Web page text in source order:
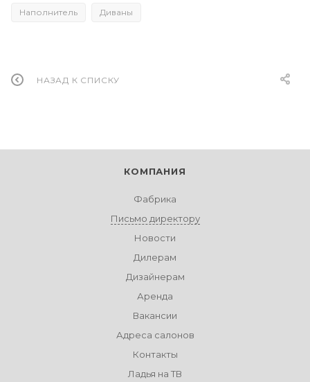
Наполнитель Диваны
НАЗАД К СПИСКУ
КОМПАНИЯ
Фабрика
Письмо директору
Новости
Дилерам
Дизайнерам
Аренда
Вакансии
Адреса салонов
Контакты
Ладья на ТВ